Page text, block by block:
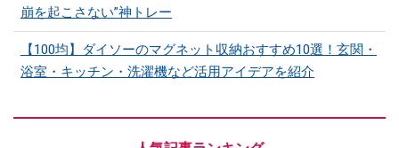
崩を起こさない”神トレー
【100均】ダイソーのマグネット収納おすすめ10選！玄関・
浴室・キッチン・洗濯機など活用アイデアを紹介